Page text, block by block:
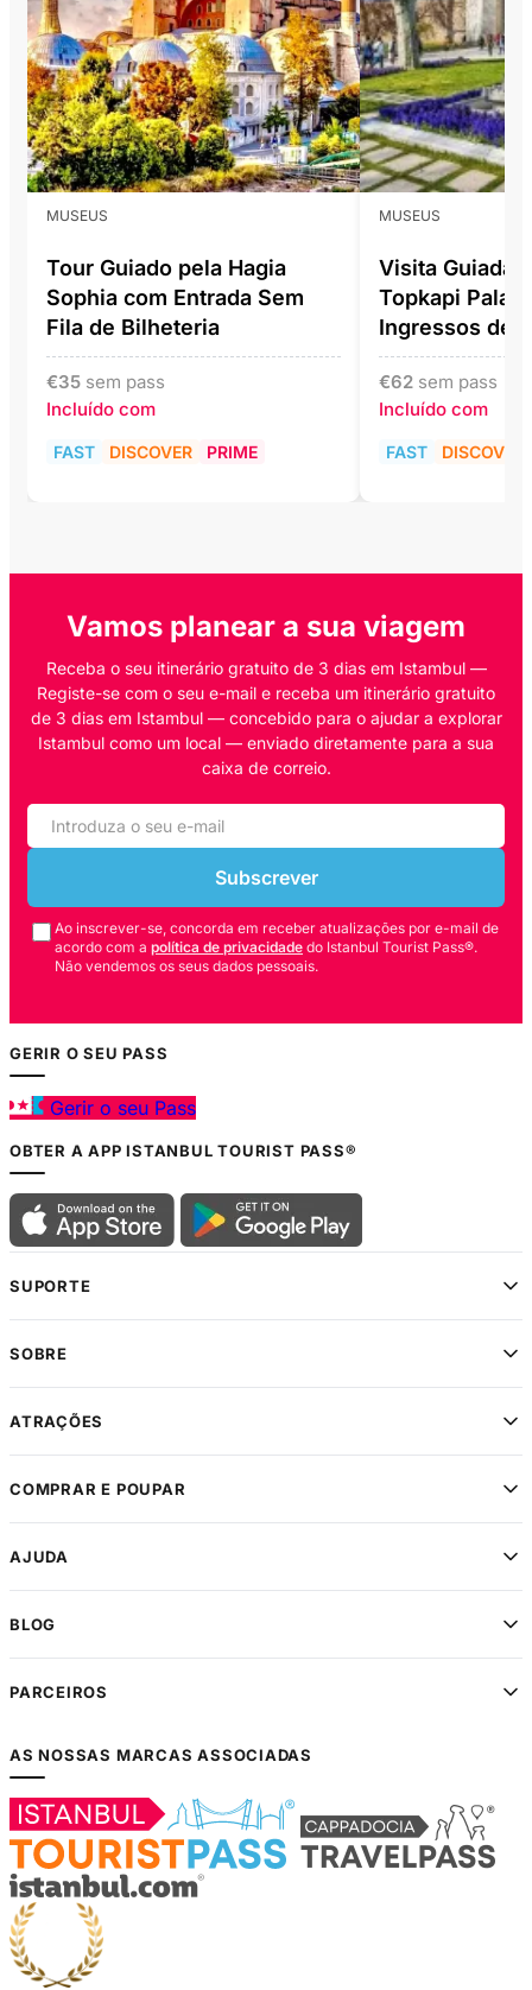
MUSEUS
Tour Guiado pela Hagia
Sophia com Entrada Sem
Fila de Bilheteria
€35 sem pass
Incluído com
FAST DISCOVER PRIME
MUSEUS
Visita Guiada
Topkapi
Ingressos de
€62 sem pass
Incluído com
FAST DISCOVER
Vamos planear a sua viagem
Receba o seu itinerário gratuito de 3 dias em Istambul —
Registe-se com o seu e-mail e receba um itinerário gratuito
de 3 dias em Istambul — concebido para o ajudar a explorar
Istambul como um local — enviado diretamente para a sua
caixa de correio.
Subscrever
Ao inscrever-se, concorda em receber atualizações por e-mail de
acordo com a política de privacidade do Istanbul Tourist Pass®.
Não vendemos os seus dados pessoais.
GERIR O SEU PASS
Gerir o seu Pass
OBTER A APP ISTANBUL TOURIST PASS®
SUPORTE
SOBRE
ATRAÇÕES
COMPRAR E POUPAR
AJUDA
BLOG
PARCEIROS
AS NOSSAS MARCAS ASSOCIADAS